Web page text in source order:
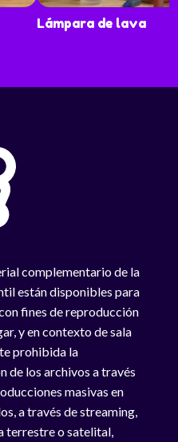
Lámpara de lava
complementario de la
están disponibles para
fines de reproducción
y en contexto de sala
prohibida la
de los archivos a través
masivas en
a través de streaming,
terrestre o satelital,